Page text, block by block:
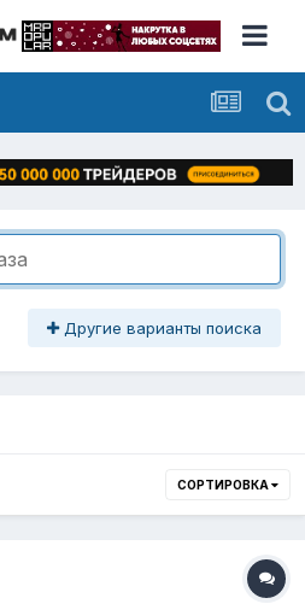
Другие варианты поиска
СОРТИРОВКА